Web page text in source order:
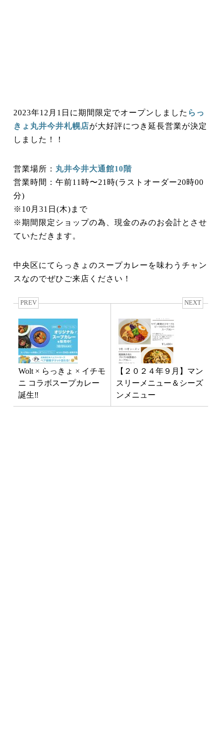
2023年12月1日に期間限定でオープンしました らっ
きょ丸井今井札幌店が大好評につき延長営業が決定
しました！！
営業場所： 丸井今井大通館10階
営業時間：午前11時〜21時(ラストオーダー20時00
分)
※10月31日(木)まで
※期間限定ショップの為、現金のみのお会計とさせ
ていただきます。
中央区にてらっきょのスープカレーを味わうチャン
スなのでぜひご来店ください！
PREV
Wolt × らっきょ × イチモ
ニ コラボスープカレー
誕生‼️
NEXT
【２０２４年９月】マン
スリーメニュー＆シーズ
ンメニュー